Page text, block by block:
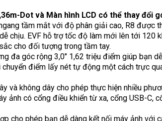
Dot và Màn hình LCD có thể thay đổi
tầm mắt với độ phân giải cao, R8 được
chịu. EVF hỗ trợ tốc độ làm mới lên tới
cho đối tượng trong tầm tay.
đa góc rộng 3,0" 1,62 triệu điểm giúp bạn
điểm lấy nét tự động một cách trực
và không dây cho phép thực hiện nhiều
ảnh có cổng điều khiển từ xa, cổng USB-
cho phép bạn dễ dàng kết nối máy ảnh